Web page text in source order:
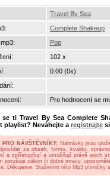
Travel By Sea
Complete Shakeup
Pop
102 x
0.00 (0x)
Pro hodnocení se
se tiTravel By Sea Complete
playlist? Neváhejte a registrujte
PRO NÁVŠTĚVNÍKY: Nahrávky jsou
za obsah, formu, kvalitu,
a zpřístupňují a umožňují právě jejich
porušuje zákon či dobré mravy,
Děkujeme. Stažením této Mp3 písničky